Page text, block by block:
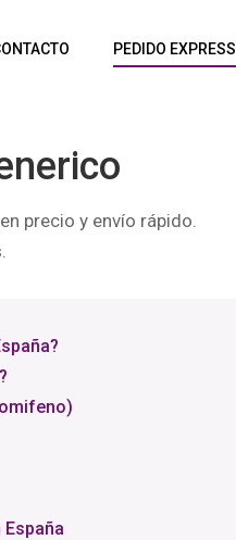
PEDIDO EXPRESS
precio y envío rápido.